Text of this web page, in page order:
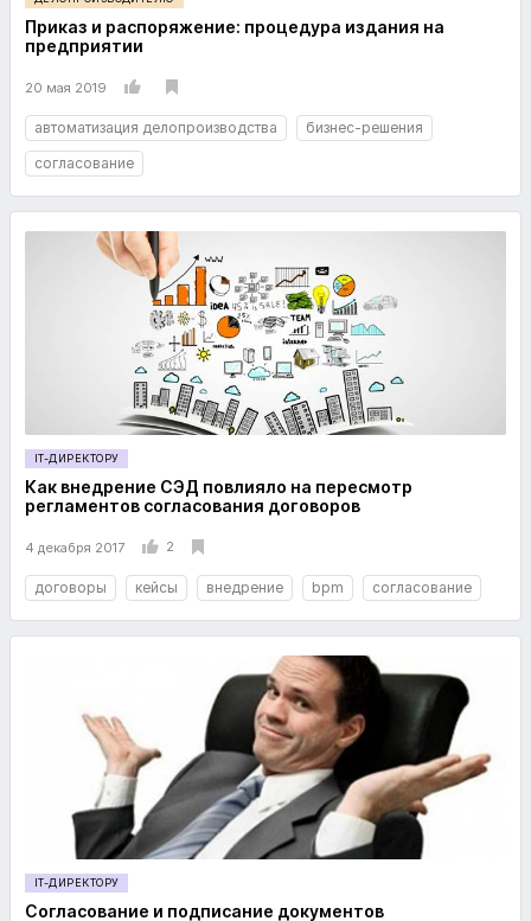
Приказ и распоряжение: процедура издания на
предприятии
20 мая 2019
автоматизация делопроизводства
бизнес-решения
согласование
IT-ДИРЕКТОРУ
Как внедрение СЭД повлияло на пересмотр
регламентов согласования договоров
4 декабря 2017 2
договоры кейсы внедрение bpm согласование
IT-ДИРЕКТОРУ
Согласование и подписание документов